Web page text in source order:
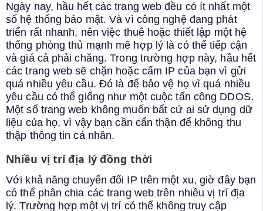
Ngày nay, hầu hết các trang web đều có ít nhất một
số hệ thống bảo mật. Và vì công nghệ đang phát
triển rất nhanh, nên việc thuê hoặc thiết lập một hệ
thống phòng thủ mạnh mẽ hợp lý là có thể tiếp cận
và giá cả phải chăng. Trong trường hợp này, hầu hết
các trang web sẽ chặn hoặc cấm IP của bạn vì gửi
quá nhiều yêu cầu. Đó là để bảo vệ họ vì quá nhiều
yêu cầu có thể giống như một cuộc tấn công DDOS.
Một số trang web không muốn bất cứ ai sử dụng dữ
liệu của họ, vì vậy bạn cần cẩn thận để không thu
thập thông tin cá nhân.
Nhiều vị trí địa lý đồng thời
Với khả năng chuyển đổi IP trên một xu, giờ đây bạn
có thể phân chia các trang web trên nhiều vị trí địa
lý. Trường hợp một vị trí có thể không truy cập